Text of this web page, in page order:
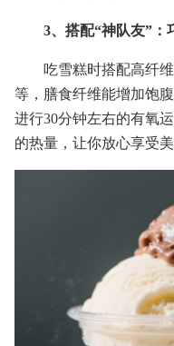
3、搭配“神队友”：
吃雪糕时搭配高纤
等，膳食纤维能增加饱
进行30分钟左右的有氧
的热量，让你放心享受美